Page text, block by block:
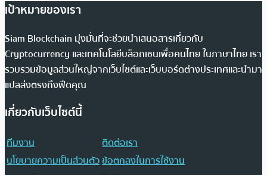
เป้าหมายของเรา
Siam Blockchain มุ่งมั่นที่จะช่วยนำเสนอสารเกี่ยวกับ
Cryptocurrency และเทคโนโลยีบล็อกเชนเพื่อคนไทย ในภาษาไทย เรา
รวบรวมข้อมูลส่วนใหญ่จากเว็บไซต์และเว็บบอร์ดต่างประเทศและนำมา
แปลส่งตรงถึงฟีดคุณ
เกี่ยวกับเว็บไซต์นี้
ทีมงาน
ติดต่อเรา
นโยบายความเป็นส่วนตัวข้อตกลงในการใช้งาน